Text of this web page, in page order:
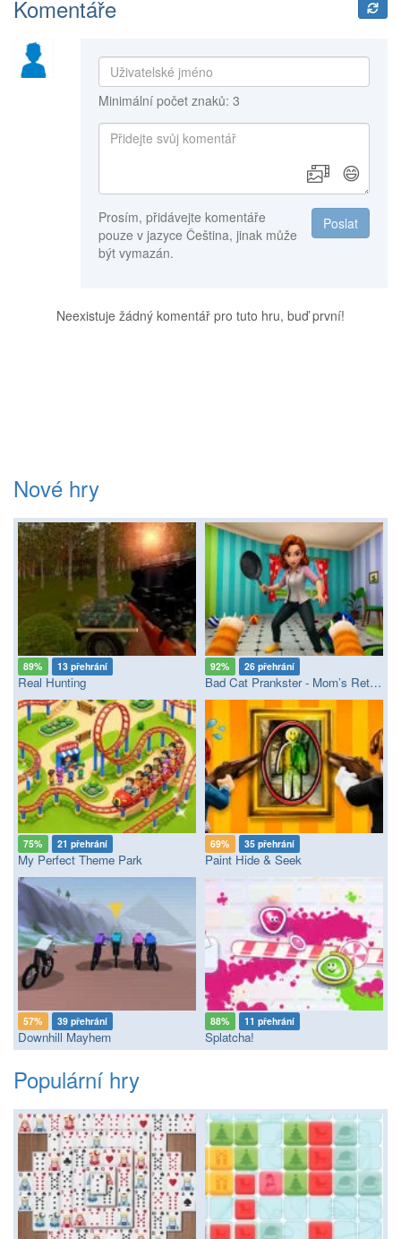
Komentáře
Minimální počet znaků: 3
😄
Poslat
Prosím, přidávejte komentáře
pouze v jazyce Čeština, jinak může
být vymazán.
Neexistuje žádný komentář pro tuto hru, buď první!
Nové hry
89% 13 přehrání
Real Hunting
92% 26 přehrání
Bad Cat Prankster - Mom’s Return
75% 21 přehrání
My Perfect Theme Park
69% 35 přehrání
Paint Hide & Seek
57% 39 přehrání
Downhill Mayhem
88% 11 přehrání
Splatcha!
Populární hry